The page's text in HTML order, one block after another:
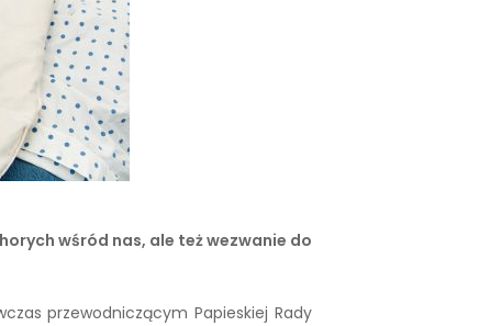
wśród nas, ale też wezwanie do
przewodniczącym Papieskiej Rady